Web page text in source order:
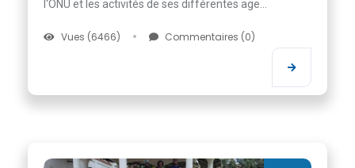
l'ONU et les activités de ses différentes age...
Vues (6466) Commentaires (0)